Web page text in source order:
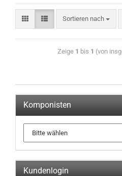
Sortieren nach
Zeige 1 bis 1 (von
Komponisten
Kundenlogin